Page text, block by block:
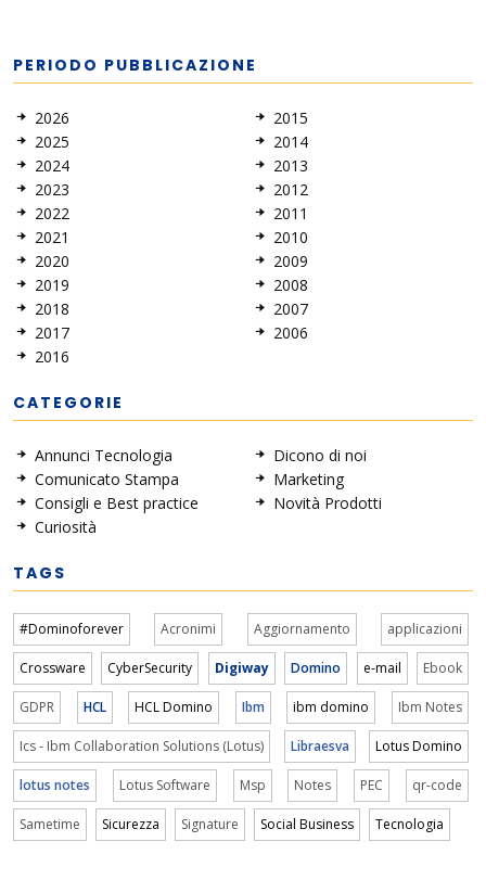
PERIODO PUBBLICAZIONE
2026
2025
2024
2023
2022
2021
2020
2019
2018
2017
2016
2015
2014
2013
2012
2011
2010
2009
2008
2007
2006
CATEGORIE
Annunci Tecnologia
Comunicato Stampa
Consigli e Best practice
Curiosità
Dicono di noi
Marketing
Novità Prodotti
TAGS
#Dominoforever Acronimi Aggiornamento applicazioni
Crossware CyberSecurity Digiway Domino e-mail Ebook
GDPR HCL HCL Domino Ibm ibm domino Ibm Notes
Ics - Ibm Collaboration Solutions (Lotus) Libraesva Lotus Domino
lotus notes Lotus Software Msp Notes PEC qr-code
Sametime Sicurezza Signature Social Business Tecnologia